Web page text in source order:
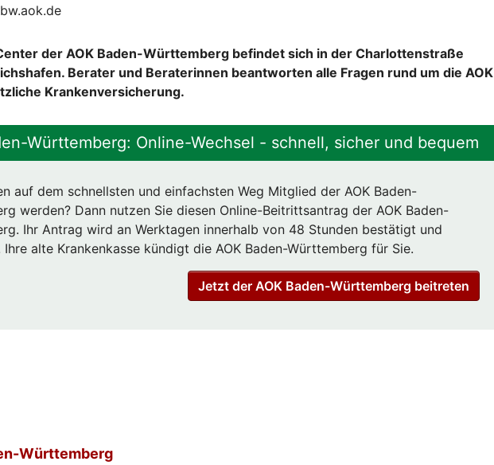
der AOK Baden-Württemberg befindet sich in der Charlottenstraße
Berater und Beraterinnen beantworten alle Fragen rund um die AOK
Krankenversicherung.
Württemberg: Online-Wechsel - schnell, sicher und bequem
auf dem schnellsten und einfachsten Weg Mitglied der AOK Baden-
werden? Dann nutzen Sie diesen Online-Beitrittsantrag der AOK Baden-
Ihr Antrag wird an Werktagen innerhalb von 48 Stunden bestätigt und
alte Krankenkasse kündigt die AOK Baden-Württemberg für Sie.
Jetzt der AOK Baden-Württemberg beitreten
Württemberg